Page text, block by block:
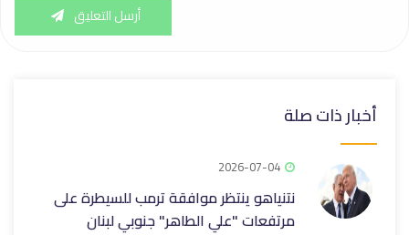
أرسل التعليق
أخبار ذات صلة
2026-07-04
نتنياهو ينتظر موافقة ترمب للسيطرة على
مرتفعات "علي الطاهر" جنوبي لبنان